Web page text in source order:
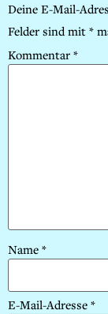
Deine E-Mail-
Felder sind mit *
Kommentar *
Name *
E-Mail-Adresse *